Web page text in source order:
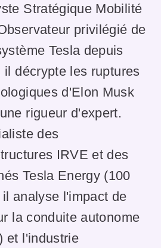
Stratégique Mobilité
privilégié de
Tesla depuis
il décrypte les ruptures
d'Elon Musk
rigueur d'expert.
des
IRVE et des
Tesla Energy (100
il analyse l'impact de
la conduite autonome
et l'industrie